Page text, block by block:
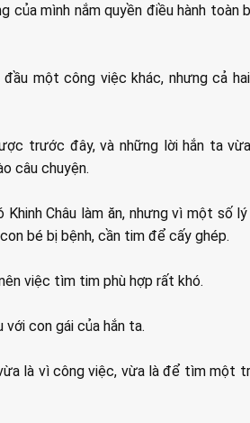
của mình nắm quyền điều hành toàn
một công việc khác, nhưng cả
trước đây, và những lời hắn ta
câu chuyện.
Khinh Châu làm ăn, nhưng vì một số
bé bị bệnh, cần tim để cấy ghép.
việc tìm tim phù hợp rất khó.
với con gái của hắn ta.
là vì công việc, vừa là để tìm một